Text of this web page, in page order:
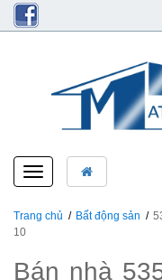
Toggle
navigation
Trang chủ Bất động sản
10
Bán nhà